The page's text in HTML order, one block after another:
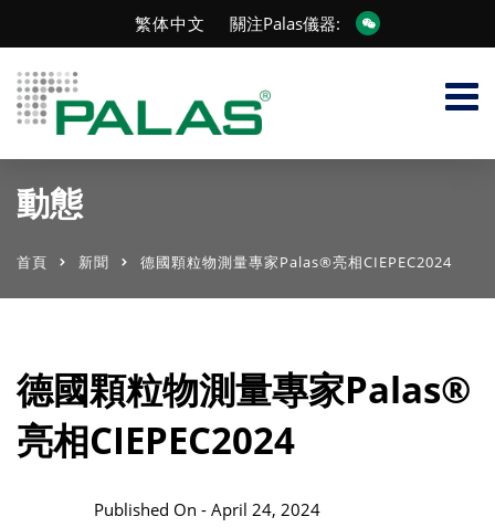
繁体中文 關注Palas儀器:
動態
首頁 新聞 德國顆粒物測量專家Palas®亮相CIEPEC2024
德國顆粒物測量專家Palas®
亮相CIEPEC2024
Published On - April 24, 2024